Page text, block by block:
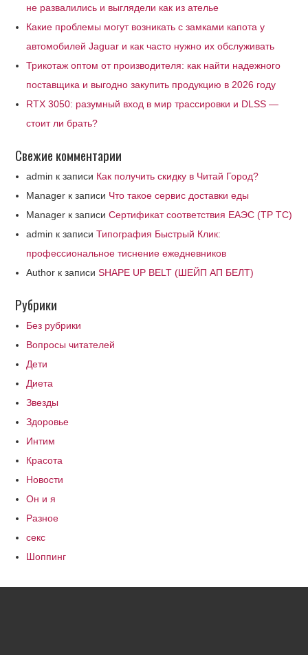
не развалились и выглядели как из ателье
Какие проблемы могут возникать с замками капота у
автомобилей Jaguar и как часто нужно их обслуживать
Трикотаж оптом от производителя: как найти надежного
поставщика и выгодно закупить продукцию в 2026 году
RTX 3050: разумный вход в мир трассировки и DLSS —
стоит ли брать?
Свежие комментарии
admin к записи Как получить скидку в Читай Город?
Manager к записи Что такое сервис доставки еды
Manager к записиСертификат соответствия ЕАЭС (ТР ТС)
admin к записиТипография Быстрый Клик:
профессиональное тиснение ежедневников
Author к записиSHAPE UP BELT (ШЕЙП АП БЕЛТ)
Рубрики
Без рубрики
Вопросы читателей
Дети
Диета
Звезды
Здоровье
Интим
Красота
Новости
Он и я
Разное
секс
Шоппинг